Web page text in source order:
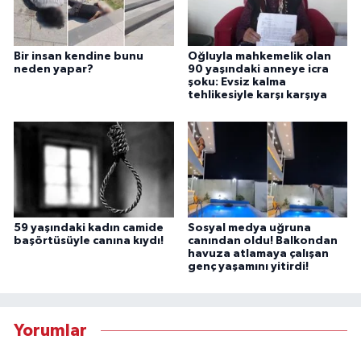
Bir insan kendine bunu
neden yapar?
Oğluyla mahkemelik olan
90 yaşındaki anneye icra
şoku: Evsiz kalma
tehlikesiyle karşı karşıya
59 yaşındaki kadın camide
başörtüsüyle canına kıydı!
Sosyal medya uğruna
canından oldu! Balkondan
havuza atlamaya çalışan
genç yaşamını yitirdi!
Yorumlar